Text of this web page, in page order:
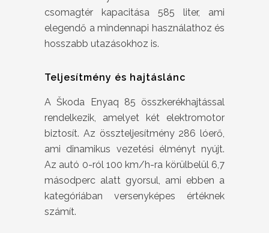
csomagtér kapacitása 585 liter, ami
elegendő a mindennapi használathoz és
hosszabb utazásokhoz is.
Teljesítmény és hajtáslánc
A Škoda Enyaq 85 összkerékhajtással
rendelkezik, amelyet két elektromotor
biztosít. Az összteljesítmény 286 lóerő,
ami dinamikus vezetési élményt nyújt.
Az autó 0-ról 100 km/h-ra körülbelül 6,7
másodperc alatt gyorsul, ami ebben a
kategóriában versenyképes értéknek
számít.